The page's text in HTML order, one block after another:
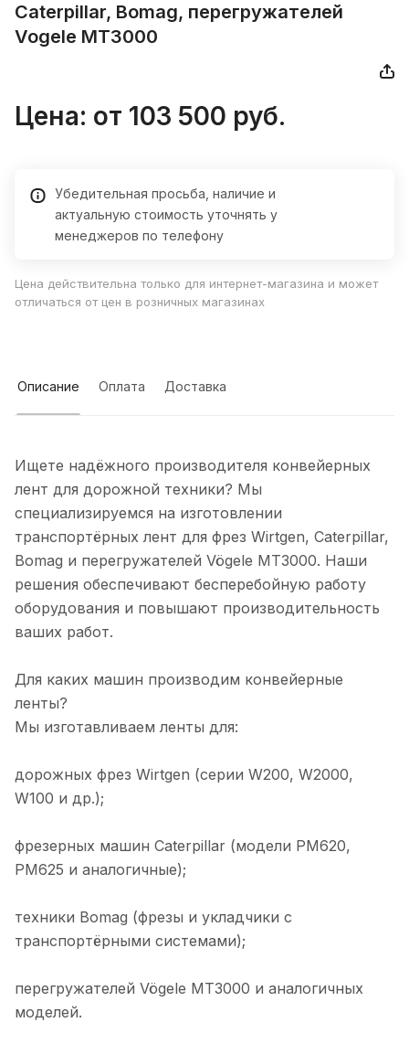
Caterpillar, Bomag, перегружателей
Vogele MT3000
Цена: от 103 500 руб.
Убедительная просьба, наличие и
актуальную стоимость уточнять у
менеджеров по телефону
Цена действительна только для интернет-магазина и может
отличаться от цен в розничных магазинах
Описание Оплата Доставка
Ищете надёжного производителя конвейерных
лент для дорожной техники? Мы
специализируемся на изготовлении
транспортёрных лент для фрез Wirtgen, Caterpillar,
Bomag и перегружателей Vögele MT3000. Наши
решения обеспечивают бесперебойную работу
оборудования и повышают производительность
ваших работ.
Для каких машин производим конвейерные
ленты?
Мы изготавливаем ленты для:
дорожных фрез Wirtgen (серии W200, W2000,
W100 и др.);
фрезерных машин Caterpillar (модели PM620,
PM625 и аналогичные);
техники Bomag (фрезы и укладчики с
транспортёрными системами);
перегружателей Vögele MT3000 и аналогичных
моделей.